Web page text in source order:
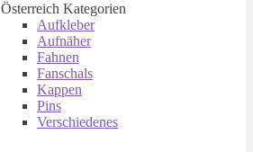
Österreich Kategorien
Aufkleber
Aufnäher
Fahnen
Fanschals
Kappen
Pins
Verschiedenes